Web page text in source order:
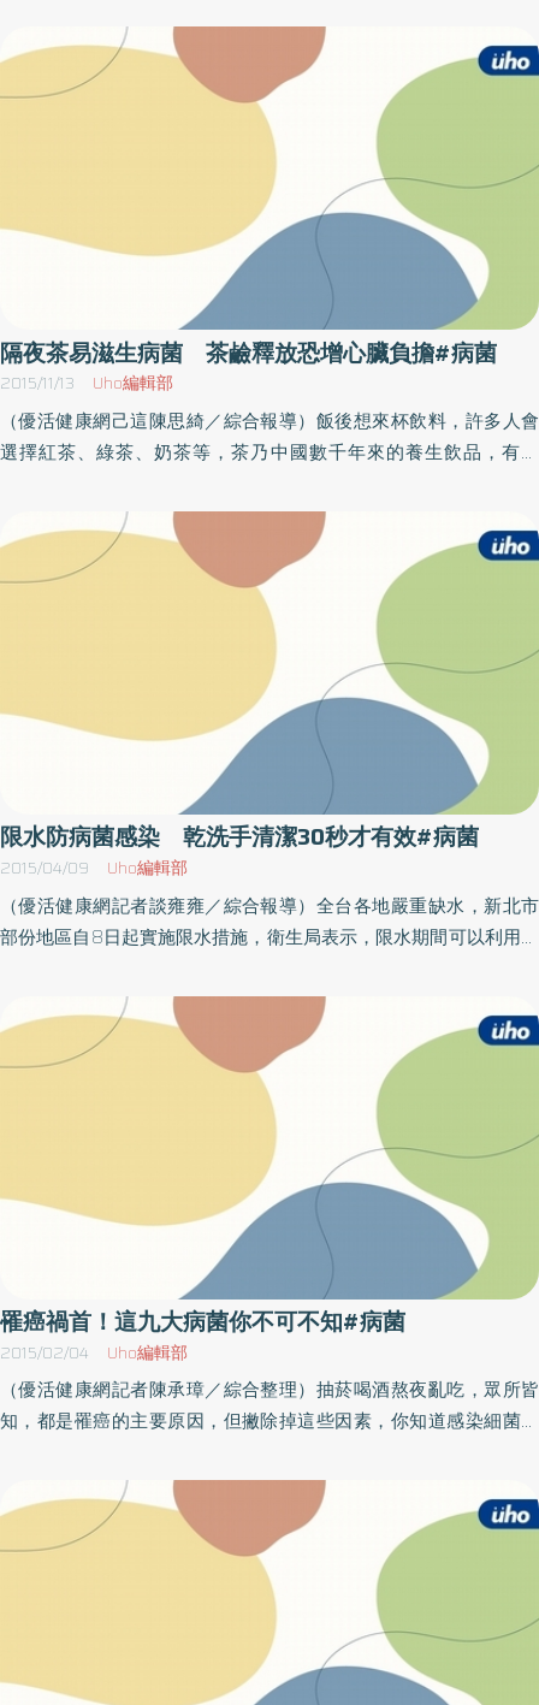
換掉奶嘴就可以，不用換掉整個奶瓶，這是比較實惠的作法。或者
是當你帶寶寶出遊時，沒有辦法清洗或消毒，直接換一個奶嘴也是
不錯的方法。（本文摘自／健康‧育兒一定要知道的大小事／台灣廣
式，提醒年長者、有慢性病患者及孕婦、小孩，仍要小心避免染
病，出門戴口罩勤洗手，公共場所少去，注意行車安全，勿暴飲暴
食及飲酒過量，保持起居正常是遠離疾病的不二法門。 腹痛無法馬
上到院可先空腹一段時間台東馬偕急診室主任王仲毅表示，每年過
年急診量約是平常日的3.5倍，若是出現輕微的感冒症狀，多休息、
多喝水。症狀若有緩解，腹痛時若無法即時趕到醫院，也可先空腹
一段時間，大多會改善。但以上症狀若無法緩解及改善，當然仍要
就醫尋求醫療協助。另外，年節期間避免不了美食當前，飲食無節
制，暴飲暴食的後果除容易讓體重上升，嚴重更容易讓「三高」攬
上身，營養師張家豪也提供4點建議當作參考：1） 注意衛生及新
鮮／年節食品挑選原則：‧ 看標示／包括食品的品名、產地、有效
日期。‧ 看外觀／顏色有無過白、太鮮豔、有無發霉。‧ 看環境／
擺放食品溫度低於冷藏線。‧ 聞味道／有無異味、有無破損，才能
避免把問題食品吃下肚。2） 慎選年菜且適量攝取／以糙米、燕
麥、地瓜、芋頭等取代白飯或油飯增加纖維的攝取。可多以植物性
肉、蹄膀、豬皮等高脂肪的肉類及炸丸子、香腸、臘肉、醃肉等加
工肉品。3） 零食點心應節制／堅果類是年節零食常見的食品，也
往往是最大的陷阱之一，攝取過量容易使熱量攝取過多造成體重急
速增加與血脂方面問題。4） 飲酒勿過量／過年春酒聚會，難免會
飲酒助興，但要注意飲酒量，建議每日攝取不要超過30g酒精，若以
4%酒精濃度的啤酒計算約750cc，40%的烈酒約80cc，女性建議攝
取量則為上述1/2。
隔夜茶易滋生病菌 茶鹼釋放恐增心臟負擔#病菌
2015/11/13 Uho編輯部
（優活健康網己這陳思綺／綜合報導）飯後想來杯飲料，許多人會
選擇紅茶、綠茶、奶茶等，茶乃中國數千年來的養生飲品，有利
完，隔天還能喝嗎？坊間流傳「喝隔夜茶會致癌」，讓許多人喝的
心驚驚，部立南投醫院蕭曉安營養師表示，這是錯誤觀念，目前並
無研究證實隔夜茶會致癌，但仍建議即泡即喝最適當。茶湯酸敗長
菌 恐影響身體健康隨著健康意識的抬頭，近年來健康食品盛行，
茶類的保健功效也受多數民眾認同，「喝茶有益健康」的觀念不脛
而走。蕭曉安營養師指出，茶葉中含有糖類、蛋白質、氨基酸等營
養物質，茶葉沖泡過後之茶湯如放置過久，除了維生素大多已喪失
外，易有微生物孳生之虞，進而導致茶湯變質酸敗，如果遇有害病
菌，就會影響到身體健康。另外茶湯所含的茶鹼與單寧等物質的釋
放量，也因為放置時間過久、過高之外，其中對於茶鹼敏感者，可
能會導致心律不齊，增加心臟負擔等副作用。蕭曉安營養師表示，
要發揮茶的功效，以及品嘗茶的真正味道，以即泡即喝為佳，建議
在喝隔夜茶時，需注意自身的狀況，以防飲茶保健的美意大打折
扣。
限水防病菌感染 乾洗手清潔30秒才有效#病菌
2015/04/09 Uho編輯部
（優活健康網記者談雍雍／綜合報導）全台各地嚴重缺水，新北市
部份地區自8日起實施限水措施，衛生局表示，限水期間可以利用酒
捧擦」五步驟及「內外夾弓大立完」搓洗20至30秒的技巧，可避免
病菌經雙手感染傳染病。衛生局簡任技正李佳琪說明，限水期間，
民眾可能因缺水而忽略了洗手的重要，尤其是如廁後、吃東西前、
看病後、外出返家後更要落實正確的洗手方法。在限水期間，如轉
開水龍頭還有水，仍請依「濕、搓、沖、捧、擦」的步驟及「內外
夾弓大立完」搓洗技巧清潔雙手。酒精含量需60%以上 3毫升量搓
洗使用肥皂和清水洗手是減少手上微生物數量最好的方法，但是如
果無法取得肥皂和清水的時候，可使用酒精含量60%至95%的乾洗
手液搭配洗手技巧搓洗雙手，可有效避免致病菌經由雙手造成感
染。李佳琪特別提醒，使用酒精性乾洗手液清潔雙手時，至少需用2
至3毫升的量來搓洗，約20至30秒搓乾雙手才有效，所以正確使用
酒精性乾洗手液，才能有效殺死許多微生物，達到清潔雙手的目
的，減少病菌感染機會。
罹癌禍首！這九大病菌你不可不知#病菌
2015/02/04 Uho編輯部
（優活健康網記者陳承璋／綜合整理）抽菸喝酒熬夜亂吃，眾所皆
知，都是罹癌的主要原因，但撇除掉這些因素，你知道感染細菌或
罹癌原因，都與病毒或細菌感染相互關聯，台灣癌症基金會執行長
賴基銘說，有九大類病菌最易引起癌症，包括從國人所熟悉的BC肝
炎，到較為陌生的乳突病毒與幽門桿菌，都是肝癌、子宮頸癌、胃
癌的導火線。八成女性曾感染過人類乳突病毒這九種病毒依序為哪
一些？賴基銘說，B型肝炎病毒及C型肝炎病毒所引起的肝癌、人類
乳突病毒（HPV）引起的子宮頸癌、人類泡疹病毒第四型（EBV）引
起的伯基特氏淋巴瘤、人類免疫缺陷病毒（HIV）引起的卡波西氏肉